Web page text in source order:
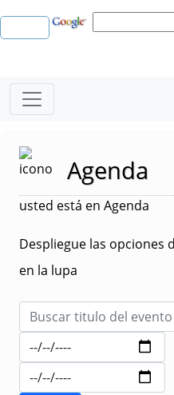
Agenda
usted está en Agenda
Despliegue las opciones
en la lupa